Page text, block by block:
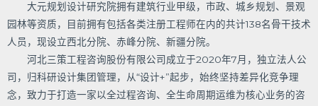
大元规划设计研究院拥有建筑行业甲级，市政、城乡规划、景观
园林等资质，目前拥有包括各类注册工程师在内的共计138名骨干技术
人员，现设立西北分院、赤峰分院、新疆分院。
河北三策工程咨询股份有限公司成立于2020年7月，独立法人公
司，归科研设计集团管理，从“设计+”起步，始终坚持差异化竞争理
念，致力于打造一家以全过程咨询、全生命周期运维为核心业务的咨